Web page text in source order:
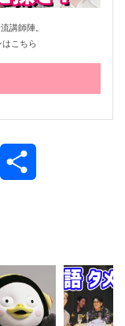
講師陣。
こちら
Line